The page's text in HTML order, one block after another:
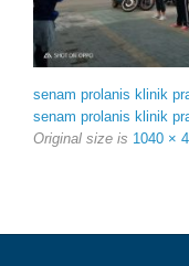
senam prolanis klinik
senam prolanis klinik
Original size is 1040 ×